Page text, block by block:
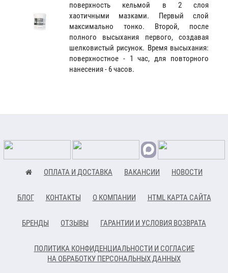
поверхность кельмой в 2 слоя
хаотичными мазками. Первый слой
максимально тонко. Второй, после
полного высыхания первого, создавая
шелковистый рисунок. Время высыхания:
поверхностное - 1 час, для повторного
нанесения - 6 часов.
ОПЛАТА И ДОСТАВКА ВАКАНСИИ НОВОСТИ
БЛОГ КОНТАКТЫ О КОМПАНИИ HTML КАРТА САЙТА
БРЕНДЫ ОТЗЫВЫ ГАРАНТИИ И УСЛОВИЯ ВОЗВРАТА
ПОЛИТИКА КОНФИДЕНЦИАЛЬНОСТИ И СОГЛАСИЕ
НА ОБРАБОТКУ ПЕРСОНАЛЬНЫХ ДАННЫХ